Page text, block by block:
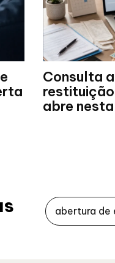
Consulta
abre
abertura de